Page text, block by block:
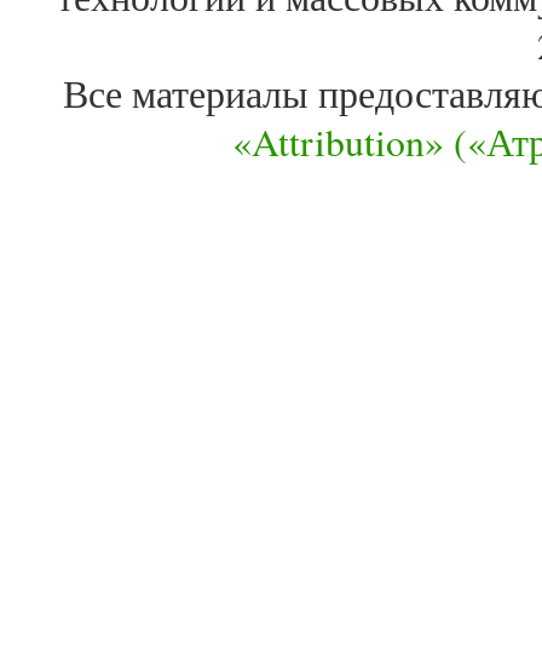
Все материалы
«Attribution»